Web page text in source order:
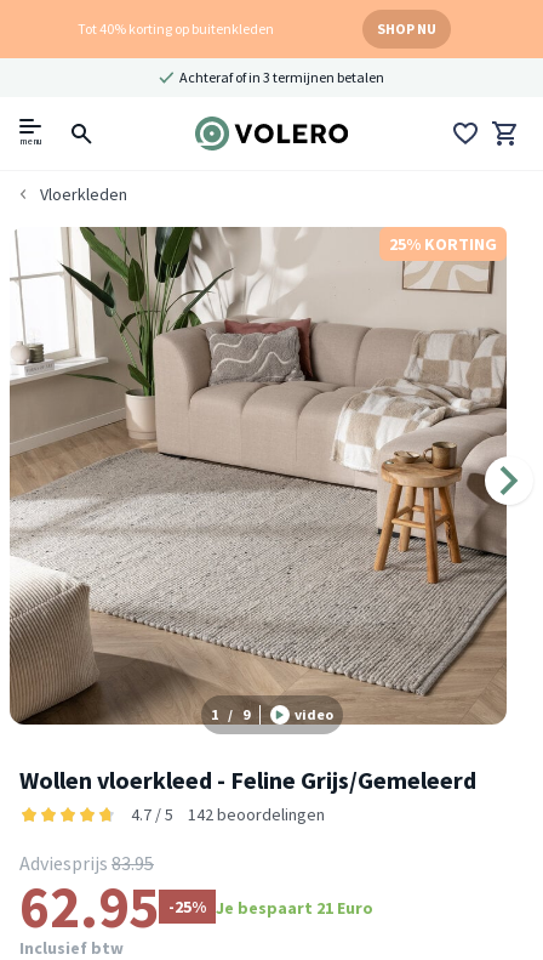
Tot 40% korting op buitenkleden SHOP NU
Achteraf of in 3 termijnen betalen
menu
Vloerkleden
25% KORTING
1 / 9 video
Wollen vloerkleed - Feline Grijs/Gemeleerd
4.7 / 5 142 beoordelingen
Adviesprijs 83.95
62.95 -25% Je bespaart 21 Euro
Inclusief btw